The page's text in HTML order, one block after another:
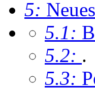
5:
5.1:
5.2: .
5.3: